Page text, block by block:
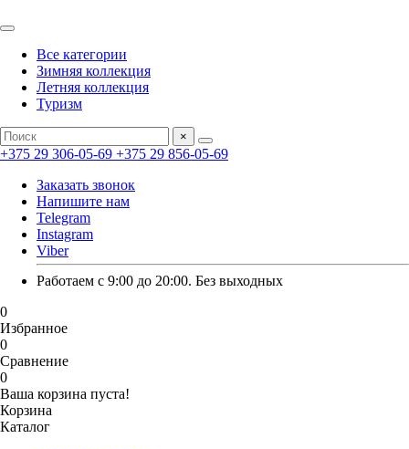
Все категории
Зимняя коллекция
Летняя коллекция
Туризм
×
+375 29 306-05-69 +375 29 856-05-69
Заказать звонок
Напишите нам
Telegram
Instagram
Viber
Работаем с 9:00 до 20:00. Без выходных
0
Избранное
0
Сравнение
0
Ваша корзина пуста!
Корзина
Каталог